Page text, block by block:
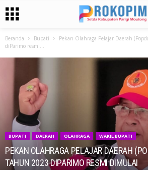
Beranda Bupati
Pekan Olahraga Pelajar Daerah
diParimo resmi...
BUPATI DAERAH OLAHRAGA WAKIL BUPATI
PEKAN OLAHRAGA PELAJAR DAERAH
TAHUN 2023 DIPARIMO RESMI DIMULAI